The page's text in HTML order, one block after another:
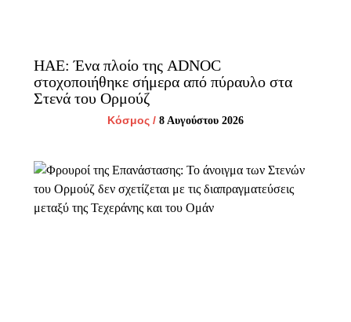
ΗΑΕ: Ένα πλοίο της ADNOC
στοχοποιήθηκε σήμερα από πύραυλο στα
Στενά του Ορμούζ
Κόσμος / 8 Αυγούστου 2026